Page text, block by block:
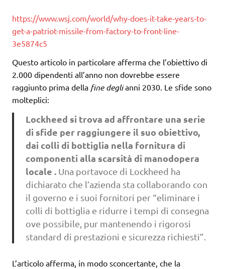
https://www.wsj.com/world/why-does-it-take-years-to-
get-a-patriot-missile-from-factory-to-front-line-
3e5874c5
Questo articolo in particolare afferma che l’obiettivo di
2.000 dipendenti all’anno non dovrebbe essere
raggiunto prima della fine deglianni 2030. Le sfide sono
molteplici:
Lockheed si trova ad affrontare una serie
di sfide per raggiungere il suo obiettivo,
dai colli di bottiglia nella fornitura di
componenti alla scarsità di manodopera
locale .Una portavoce di Lockheed ha
dichiarato che l’azienda sta collaborando con
il governo e i suoi fornitori per “eliminare i
colli di bottiglia e ridurre i tempi di consegna
ove possibile, pur mantenendo i rigorosi
standard di prestazioni e sicurezza richiesti”.
L’articolo afferma, in modo sconcertante, che la